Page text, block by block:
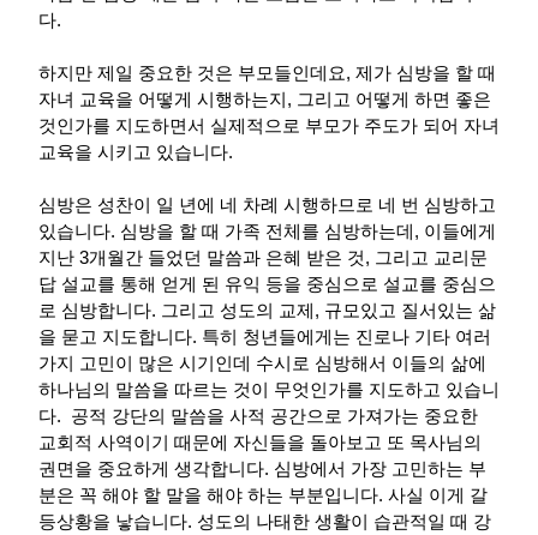
다.
하지만 제일 중요한 것은 부모들인데요, 제가 심방을 할 때
자녀 교육을 어떻게 시행하는지, 그리고 어떻게 하면 좋은
것인가를 지도하면서 실제적으로 부모가 주도가 되어 자녀
교육을 시키고 있습니다.
심방은 성찬이 일 년에 네 차례 시행하므로 네 번 심방하고
있습니다. 심방을 할 때 가족 전체를 심방하는데, 이들에게
지난 3개월간 들었던 말씀과 은혜 받은 것, 그리고 교리문
답 설교를 통해 얻게 된 유익 등을 중심으로 설교를 중심으
로 심방합니다. 그리고 성도의 교제, 규모있고 질서있는 삶
을 묻고 지도합니다. 특히 청년들에게는 진로나 기타 여러
가지 고민이 많은 시기인데 수시로 심방해서 이들의 삶에
하나님의 말씀을 따르는 것이 무엇인가를 지도하고 있습니
다. 공적 강단의 말씀을 사적 공간으로 가져가는 중요한
교회적 사역이기 때문에 자신들을 돌아보고 또 목사님의
권면을 중요하게 생각합니다. 심방에서 가장 고민하는 부
분은 꼭 해야 할 말을 해야 하는 부분입니다. 사실 이게 갈
등상황을 낳습니다. 성도의 나태한 생활이 습관적일 때 강